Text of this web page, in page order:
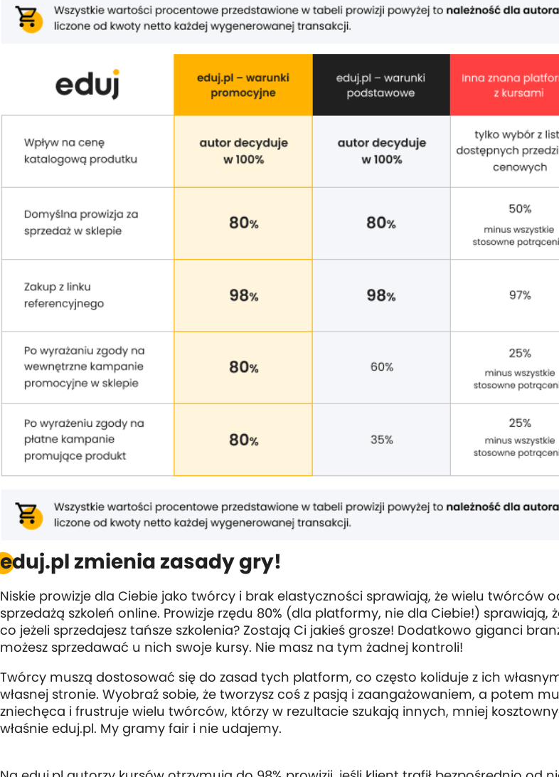
eduj.pl zmienia zasady gry!
Niskie prowizje dla Ciebie jako twórcy i brak elastyczności sprawiają, że wielu
sprzedażą szkoleń online. Prowizje rzędu 80% (dla platformy, nie dla Ciebie!) sprawiają,
co jeżeli sprzedajesz tańsze szkolenia? Zostają Ci jakieś grosze! Dodatkowo giganci
możesz sprzedawać u nich swoje kursy. Nie masz na tym żadnej kontroli!
Twórcy muszą dostosować się do zasad tych platform, co często koliduje z ich
własnej stronie. Wyobraź sobie, że tworzysz coś z pasją i zaangażowaniem, a potem
zniechęca i frustruje wielu twórców, którzy w rezultacie szukają innych, mniej
właśnie eduj.pl. My gramy fair i nie udajemy.